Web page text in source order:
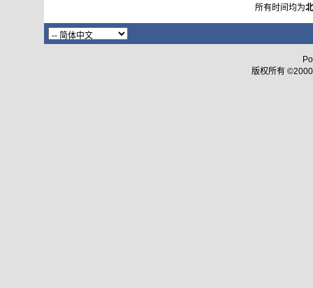
所有时间均为
版权所有